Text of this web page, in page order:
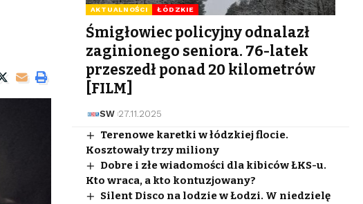
AKTUALNOŚCI ŁÓDZKIE
Śmigłowiec policyjny odnalazł
zaginionego seniora. 76-latek
przeszedł ponad 20 kilometrów
[FILM]
SW 27.11.2025
Terenowe karetki w łódzkiej flocie.
Kosztowały trzy miliony
Dobre i złe wiadomości dla kibiców ŁKS-u.
Kto wraca, a kto kontuzjowany?
Silent Disco na lodzie w Łodzi. W niedzielę